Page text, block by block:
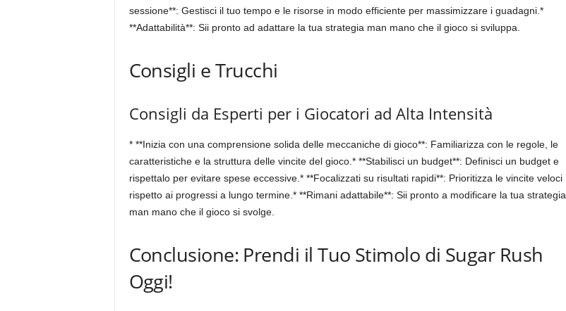
sessione**: Gestisci il tuo tempo e le risorse in modo efficiente per massimizzare i guadagni.*
**Adattabilità**: Sii pronto ad adattare la tua strategia man mano che il gioco si sviluppa.
Consigli e Trucchi
Consigli da Esperti per i Giocatori ad Alta Intensità
* **Inizia con una comprensione solida delle meccaniche di gioco**: Familiarizza con le regole, le
caratteristiche e la struttura delle vincite del gioco.* **Stabilisci un budget**: Definisci un budget e
rispettalo per evitare spese eccessive.* **Focalizzati su risultati rapidi**: Prioritizza le vincite veloci
rispetto ai progressi a lungo termine.* **Rimani adattabile**: Sii pronto a modificare la tua strategia
man mano che il gioco si svolge.
Conclusione: Prendi il Tuo Stimolo di Sugar Rush
Oggi!